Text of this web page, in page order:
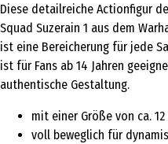
Diese detailreiche Actionfigur
Squad Suzerain 1 aus dem
ist eine Bereicherung für jede
ist für Fans ab 14 Jahren
authentische Gestaltung.
mit einer Größe von ca. 12
voll beweglich für